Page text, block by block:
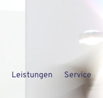
Leistungen Service